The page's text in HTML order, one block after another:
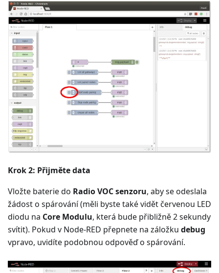
Krok 2: Přijměte data
Vložte baterie do Radio VOC senzoru, aby se odeslala
žádost o spárování (měli byste také vidět červenou LED
diodu na Core Modulu, která bude přibližně 2 sekundy
svítit). Pokud v Node-RED přepnete na záložku debug
vpravo, uvidíte podobnou odpověď o spárování.